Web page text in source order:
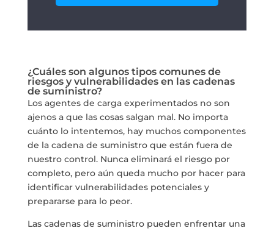
¿Cuáles son algunos tipos comunes de
riesgos y vulnerabilidades en las cadenas
de suministro?
Los agentes de carga experimentados no son
ajenos a que las cosas salgan mal. No importa
cuánto lo intentemos, hay muchos componentes
de la cadena de suministro que están fuera de
nuestro control. Nunca eliminará el riesgo por
completo, pero aún queda mucho por hacer para
identificar vulnerabilidades potenciales y
prepararse para lo peor.
Las cadenas de suministro pueden enfrentar una